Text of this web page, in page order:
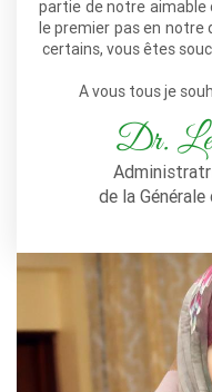
partie de notre aimable
le premier pas en notre
certains, vous êtes
A vous tous je
Dr.
de la